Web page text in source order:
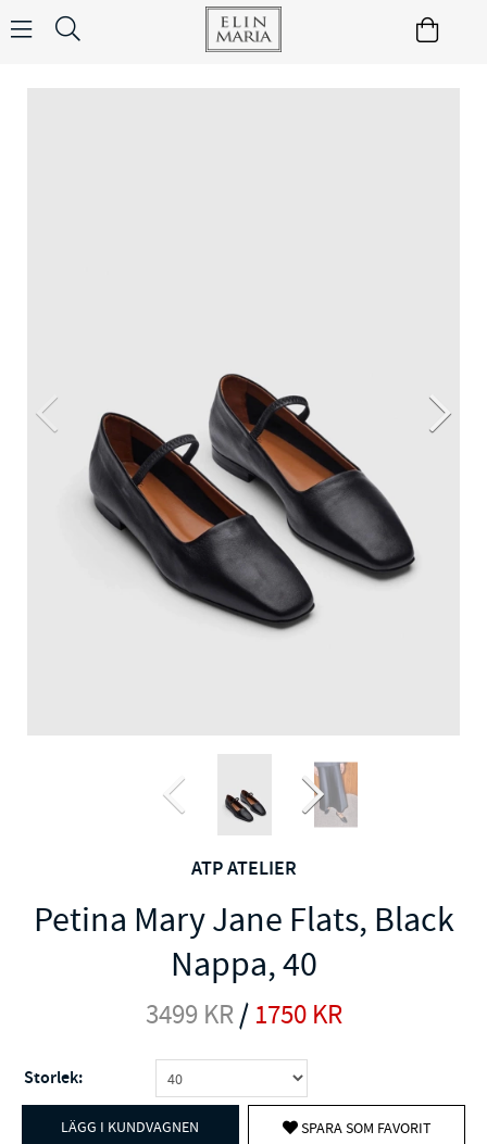
ATP ATELIER
Petina Mary Jane Flats, Black
Nappa, 40
3499 KR/ 1750KR
Storlek:
LÄGG I KUNDVAGNEN SPARA SOM FAVORIT